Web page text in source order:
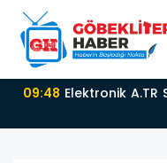
09:48 Elektronik